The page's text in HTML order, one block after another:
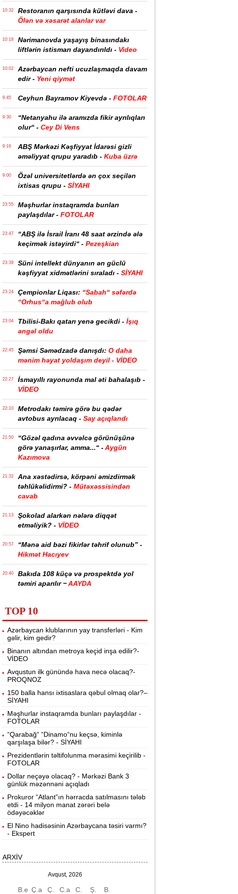
10:32
Restoranın qarşısında kütləvi dava -
Ölən və xəsarət alanlar var
10:18
Nərimanovda yaşayış binasındakı
liftlərin istismarı dayandırıldı - Video
10:02
Azərbaycan nefti ucuzlaşmaqda davam
edir - Yeni qiymət
9:45 Ceyhun Bayramov Kiyevdə - FOTOLAR
9:30
“Netanyahu ilə aramızda fikir ayrılıqları
olur“ - Cey Di Vens
9:16
ABŞ Mərkəzi Kəşfiyyat İdarəsi gizli
əməliyyat qrupu yaradıb - Kuba üzrə
9:00
Özəl universitetlərdə ən çox seçilən
ixtisas qrupu - SİYAHI
23:55
Məşhurlar instaqramda bunları
paylaşdılar - FOTOLAR
23:47
“ABŞ ilə İsrail İranı 48 saat ərzində ələ
keçirmək istəyirdi“ - Pezeşkian
23:39
Süni intellekt dünyanın ən güclü
kəşfiyyat xidmətlərini sıraladı - SİYAHI
23:24 Çempionlar Liqası: “Sabah“ səfərdə
“Orhus“a məğlub olub
23:04 Tbilisi-Bakı qatarı yenə gecikdi - İşıq
əngəl oldu
22:45 Şəmsi Səmədzadə danışdı: O daha
mənim həyat yoldaşım deyil - VİDEO
22:27
İsmayıllı rayonunda mal əti bahalaşıb -
VİDEO
22:10
Metrodakı təmirə görə bu qədər
avtobus ayrılacaq - Say açıqlandı
21:50
“Gözəl qadına əvvəlcə görünüşünə
görə yanaşırlar, amma...“ -Aygün
Kazımova
21:32
Ana xəstədirsə, körpəni əmizdirmək
təhlükəlidirmi? - Mütəxəssisindən
cavab
21:13
Şokolad alarkən nələrə diqqət
etməliyik? - VİDEO
20:57
“Mənə aid bəzi fikirlər təhrif olunub” -
Hikmət Hacıyev
20:40
Bakıda 108 küçə və prospektdə yol
təmiri aparılır −AAYDA
fəsadlar törədə bilər -
20:06
Müharibədə 3 400-dən çox iranlı və 18
ABŞ hərbçisi həlak olub -
19:48 BMT-dən dəhşətli xəbərdarlıq -
milyon insan ac qala bilər
19:31
“Wildberries” anbar tutumunun üçdə
birini itirib -
19:16
“Sea Breeze“də mənzil qiymətləri necə
dəyişir? -Qiymətlər
19:00 Bakıda ticarət mərkəzində FACİƏ:liftin
şaxtasına düşüb öldü
18:41 Pentaqondan kritik addım: Rusiya və
Çinə qarşı yeni plan
18:22
Naxçıvan Şəhər Poliklinikasında tibbi
arayış 60-80 manata satılır? -
18:05
Kolleclərdə ən yüksək təhsil haqqı
"Yəhudi David Seliverstov" Kazım
Abbasov çıxdı! -Bir dələduzla bağlı
TOP 10
Azərbaycan klublarının yay transferləri - Kim
gəlir, kim gedir?
Binanın altından metroya keçid inşa edilir?-
VİDEO
Avqustun ilk günündə hava necə olacaq?-
PROQNOZ
150 balla hansı ixtisaslara qəbul olmaq olar?–
SİYAHI
Məşhurlar instaqramda bunları paylaşdılar -
FOTOLAR
“Qarabağ“ “Dinamo“nu keçsə, kiminlə
qarşılaşa bilər? - SİYAHI
Prezidentlərin təltifolunma mərasimi keçirilib -
FOTOLAR
Dollar neçəyə olacaq? - Mərkəzi Bank 3
günlük məzənnəni açıqladı
Prokuror “Atlant”ın hərracda satılmasını tələb
etdi - 14 milyon manat zərəri belə
ödəyəcəklər
El Nino hadisəsinin Azərbaycana təsiri varmı?
- Ekspert
ARXİV
Avqust, 2026
B.e Ç.a Ç. C.a C. Ş. B.